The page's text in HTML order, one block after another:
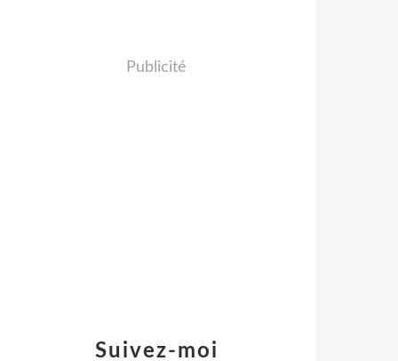
Suivez-moi
Publicité